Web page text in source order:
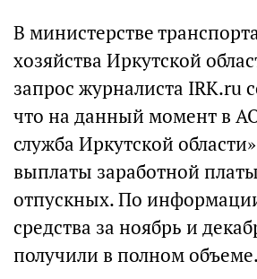
В министерстве
хозяйства Иркутской
запрос журналиста IRK.ru
что на данный момент в
служба Иркутской
выплаты заработной
отпускных. По
средства за ноябрь и
получили в полном объеме.